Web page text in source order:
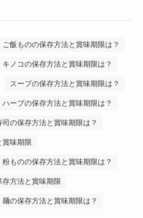
ご飯ものの保存方法と賞味期限は？
キノコの保存方法と賞味期限は？
スープの保存方法と賞味期限は？
ハーブの保存方法と賞味期限は？
司の保存方法と賞味期限は？
賞味期限
粉ものの保存方法と賞味期限は？
存方法と賞味期限
麺の保存方法と賞味期限は？